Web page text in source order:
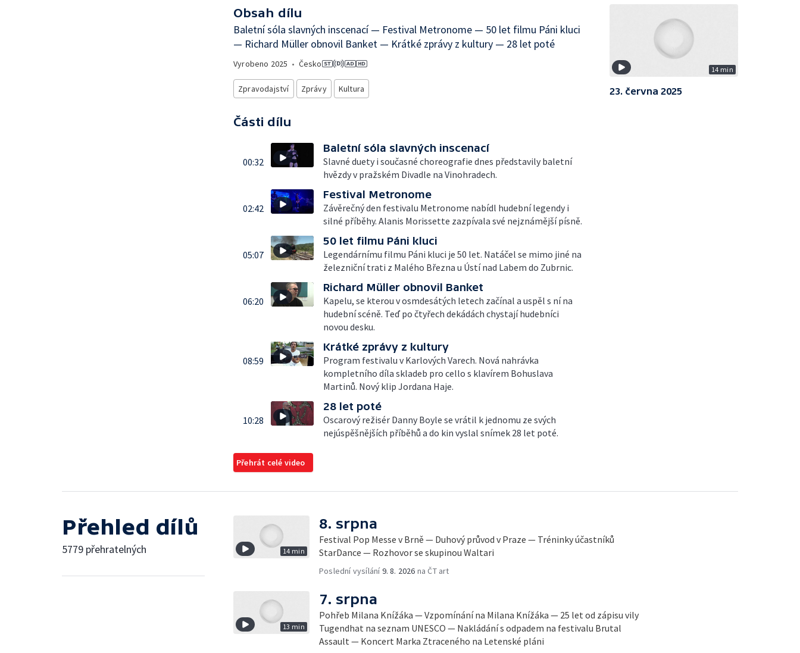
Obsah dílu
Baletní sóla slavných inscenací — Festival Metronome — 50 let filmu Páni kluci
— Richard Müller obnovil Banket — Krátké zprávy z kultury — 28 let poté
Vyrobeno 2025 • Česko
Zpravodajství Zprávy Kultura
Části dílu
00:32
Baletní sóla slavných inscenací
Slavné duety i současné choreografie dnes představily baletní
hvězdy v pražském Divadle na Vinohradech.
02:42
Festival Metronome
Závěrečný den festivalu Metronome nabídl hudební legendy i
silné příběhy. Alanis Morissette zazpívala své nejznámější písně.
05:07
50 let filmu Páni kluci
Legendárnímu filmu Páni kluci je 50 let. Natáčel se mimo jiné na
železniční trati z Malého Března u Ústí nad Labem do Zubrnic.
06:20
Richard Müller obnovil Banket
Kapelu, se kterou v osmdesátých letech začínal a uspěl s ní na
hudební scéně. Teď po čtyřech dekádách chystají hudebníci
novou desku.
08:59
Krátké zprávy z kultury
Program festivalu v Karlových Varech. Nová nahrávka
kompletního díla skladeb pro cello s klavírem Bohuslava
Martinů. Nový klip Jordana Haje.
10:28
28 let poté
Oscarový režisér Danny Boyle se vrátil k jednomu ze svých
nejúspěšnějších příběhů a do kin vyslal snímek 28 let poté.
Přehrát celé video
14 min
23. června 2025
Přehled dílů
5779 přehratelných 14 min
8. srpna
Festival Pop Messe v Brně — Duhový průvod v Praze — Tréninky účastníků
StarDance — Rozhovor se skupinou Waltari
Poslední vysílání9. 8. 2026 na ČT art
13 min
7. srpna
Pohřeb Milana Knížáka — Vzpomínání na Milana Knížáka — 25 let od zápisu vily
Tugendhat na seznam UNESCO — Nakládání s odpadem na festivalu Brutal
Assault — Koncert Marka Ztraceného na Letenské pláni